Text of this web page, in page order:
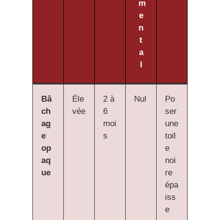
m
e
n
t
a
l
Bâ
ch
ag
e
op
aq
ue
Éle
vée
2 à
6
moi
s
Nul
Po
ser
une
toil
e
noi
re
épa
iss
e